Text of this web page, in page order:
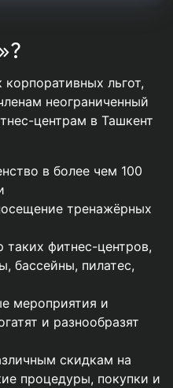
льгот,
неограниченный
центрам в Ташкент
в более чем 100
тренажёрных
фитнес-центров,
бассейны, пилатес,
мероприятия и
и разнообразят
скидкам на
процедуры, покупки и